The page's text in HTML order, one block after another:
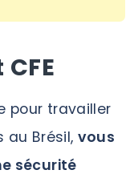
pour travailler
au Brésil, vous
sécurité